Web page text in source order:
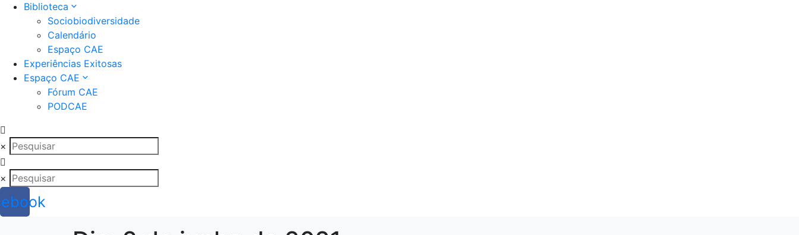
Biblioteca
Sociobiodiversidade
Calendário
Espaço CAE
Experiências Exitosas
Espaço CAE
Fórum CAE
PODCAE
×
×